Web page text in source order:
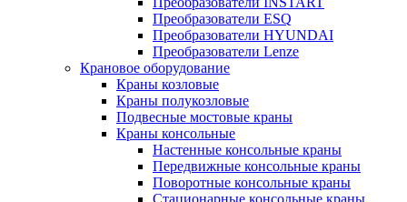
Преобразователи ESQ
Преобразователи HYUNDAI
Преобразователи Lenze
Крановое оборудование
Краны козловые
Краны полукозловые
Подвесные мостовые краны
Краны консольные
Настенные консольные краны
Передвижные консольные краны
Поворотные консольные краны
Стационарные консольные краны